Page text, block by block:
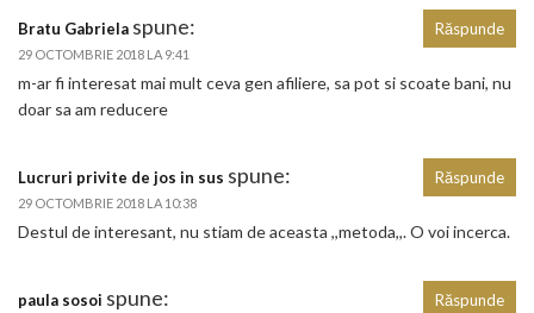
Bratu Gabriela spune:
29 OCTOMBRIE 2018 LA 9:41
m-ar fi interesat mai mult ceva gen afiliere, sa pot si scoate bani, nu
doar sa am reducere
Răspunde
Lucruri privite de jos in sus spune:
29 OCTOMBRIE 2018 LA 10:38
Destul de interesant, nu stiam de aceasta ,,metoda,,. O voi incerca.
Răspunde
paula sosoi spune: Răspunde